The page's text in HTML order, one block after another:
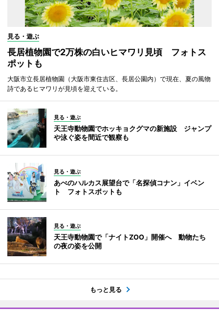
見る・遊ぶ
長居植物園で2万株の白いヒマワリ見頃 フォトス
ポットも
大阪市立長居植物園（大阪市東住吉区、長居公園内）で現在、夏の風物
詩であるヒマワリが見頃を迎えている。
見る・遊ぶ
天王寺動物園でホッキョクグマの新施設 ジャンプ
や泳ぐ姿を間近で観察も
見る・遊ぶ
あべのハルカス展望台で「名探偵コナン」イベン
ト フォトスポットも
見る・遊ぶ
天王寺動物園で「ナイトZOO」開催へ 動物たち
の夜の姿を公開
もっと見る